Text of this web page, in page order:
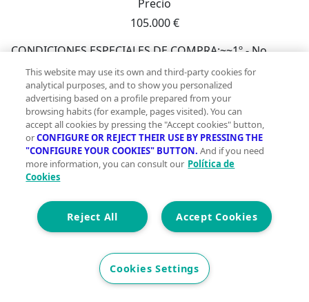
Precio
105.000 €
CONDICIONES ESPECIALES DE COMPRA:~~1º.- No
permite hipoteca sobre el inmueble, los bancos no
financian estas operaciones.~2º.- VENTA SIN
POSESIÓN. LA PROPIEDAD NO SE PUEDE VER
INTERIORMENTE, pero sí saber su ubicación exacta y
aquellas características detalladas en este anuncio. (no
disponemos de fotos del interior).~3º.- La obtención de
las llaves dependerá del curso del procedimiento.~4º.-
En el caso de que el cliente lo solicite, nuestros
profesionales (abogado y procurador) podrán atender
su procedimiento judicial hasta la obtención de llaves.
Los honorarios de este servicio no están incluidos en
el precio, consúltenos.~5º.- Gastos del comprador: ITP
(Impuesto sobre Transmisiones Patrimoniales),
Registro de la Propiedad y Notaría.~~El precio de venta
This website may use its own and third-party cookies for
analytical purposes, and to show you personalized
advertising based on a profile prepared from your
browsing habits (for example, pages visited). You can
accept all cookies by pressing the "Accept cookies" button,
orCONFIGURE OR REJECT THEIR USE BY PRESSING THE
"CONFIGURE YOUR COOKIES" BUTTON. And if you need
more information, you can consult our Política de
Cookies
Accept Cookies
Reject All
Cookies Settings